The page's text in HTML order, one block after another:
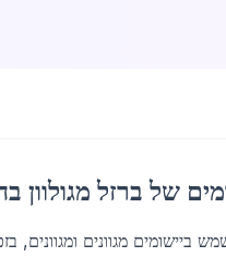
של ברזל מגולוון
ביישומים מגוונים ומגוונים,